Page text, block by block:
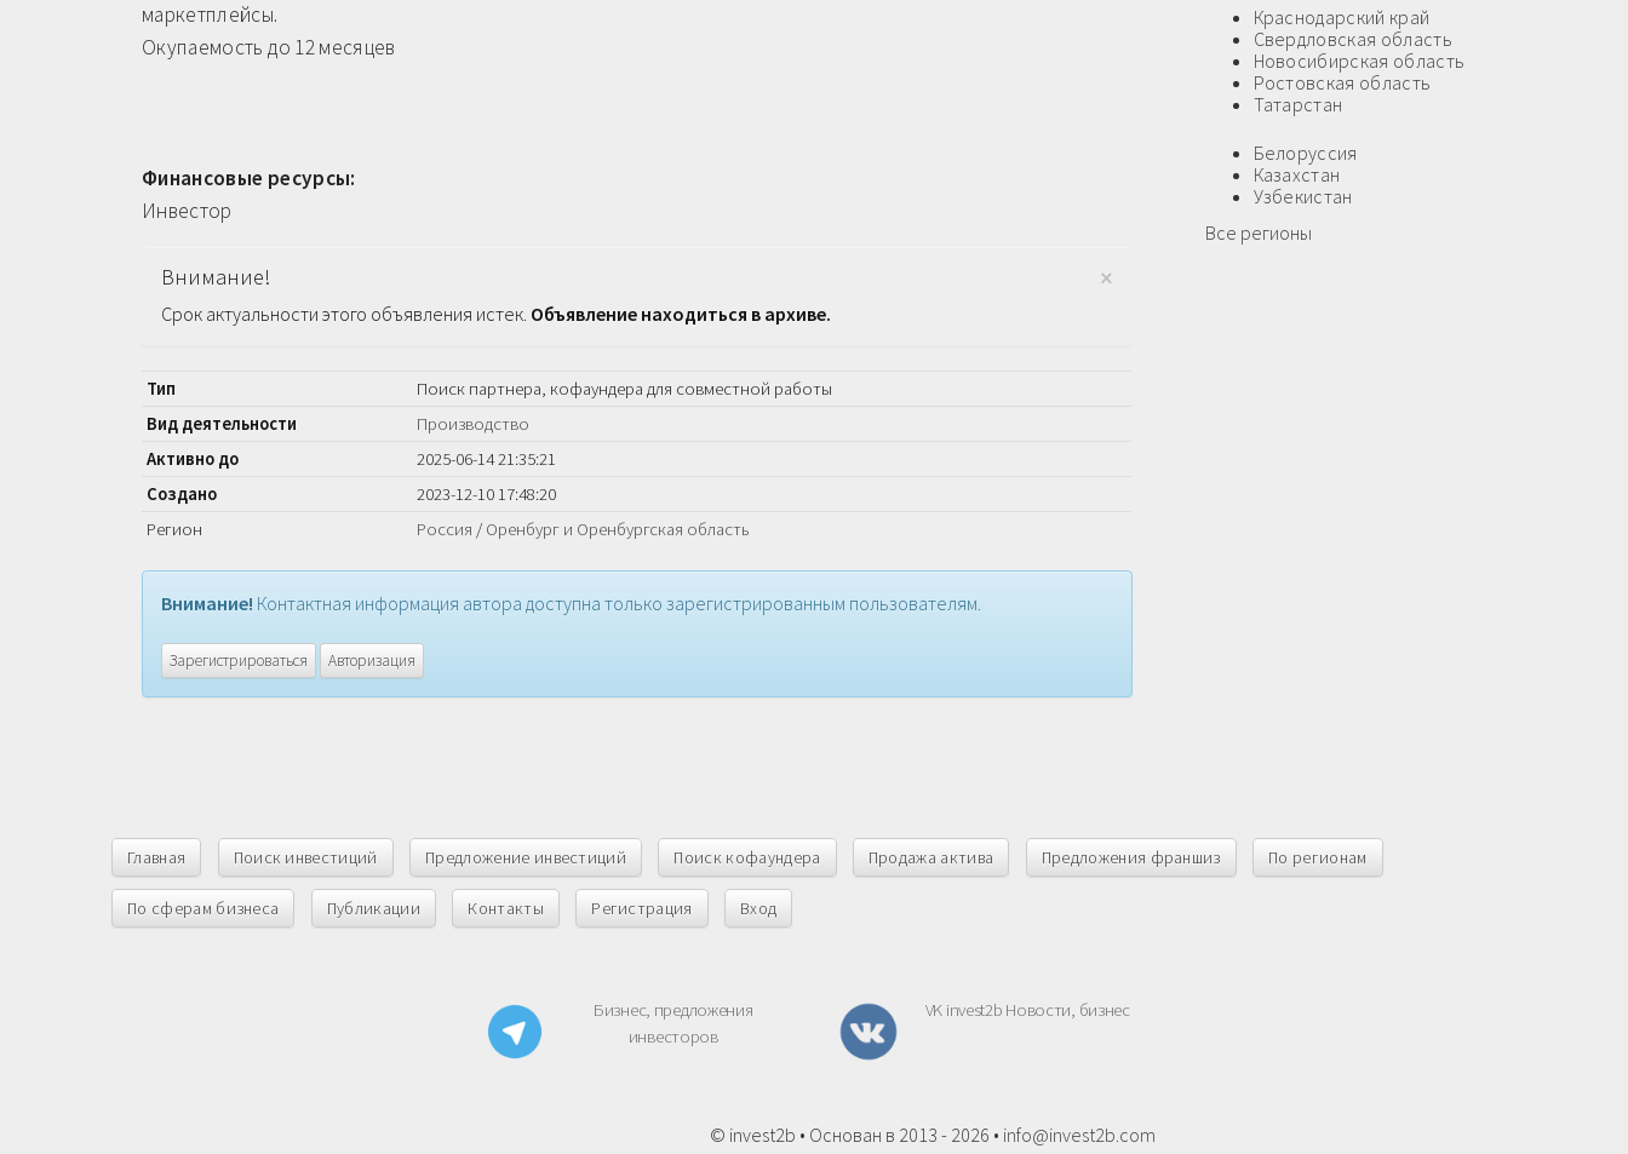
маркетплейсы.
Окупаемость до 12 месяцев
Финансовые ресурсы:
Инвестор
×
Внимание!
Срок актуальности этого объявления истек. Объявление находиться в архиве.
Тип
Поиск партнера, кофаундера для совместной работы
Вид деятельности
Производство
Активно до
2025-06-14 21:35:21
Создано
2023-12-10 17:48:20
Регион
Россия / Оренбург и Оренбургская область
Внимание! Контактная информация автора доступна только зарегистрированным пользователям.
Зарегистрироваться Авторизация
Краснодарский край
Свердловская область
Новосибирская область
Ростовская область
Татарстан
Белоруссия
Казахстан
Узбекистан
Все регионы
Главная Поиск инвестиций Предложение инвестиций Поиск кофаундера Продажа актива Предложения франшиз По регионам
По сферам бизнеса Публикации Контакты Регистрация Вход
Бизнес, предложения
инвесторов
VK invest2b Новости, бизнес
© invest2b • Основан в 2013 - 2026 • info@invest2b.com